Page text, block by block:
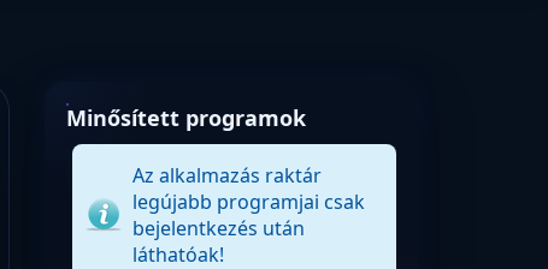
Minősített programok
Az alkalmazás raktár
legújabb programjai csak
bejelentkezés után
láthatóak!